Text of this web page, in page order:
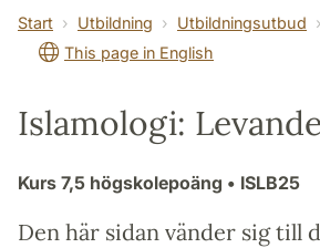
Institutionen
Start Utbildning Utbildningsutbud
This page in English
Islamologi:
Kurs 7,5 högskolepoäng • ISLB25
Den här sidan vänder sig till